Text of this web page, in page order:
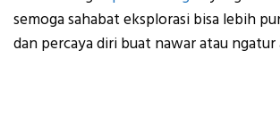
semoga sahabat eksplorasi bisa lebih
dan percaya diri buat nawar atau ngatur